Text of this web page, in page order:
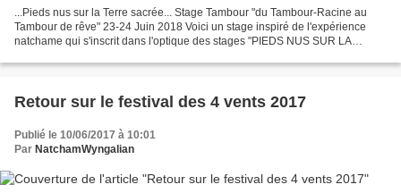
...Pieds nus sur la Terre sacrée... Stage Tambour "du Tambour-Racine au
Tambour de rêve" 23-24 Juin 2018 Voici un stage inspiré de l'expérience
natchame qui s'inscrit dans l'optique des stages "PIEDS NUS SUR LA
Retour sur le festival des 4 vents 2017
Publié le 10/06/2017 à 10:01
Par NatchamWyngalian